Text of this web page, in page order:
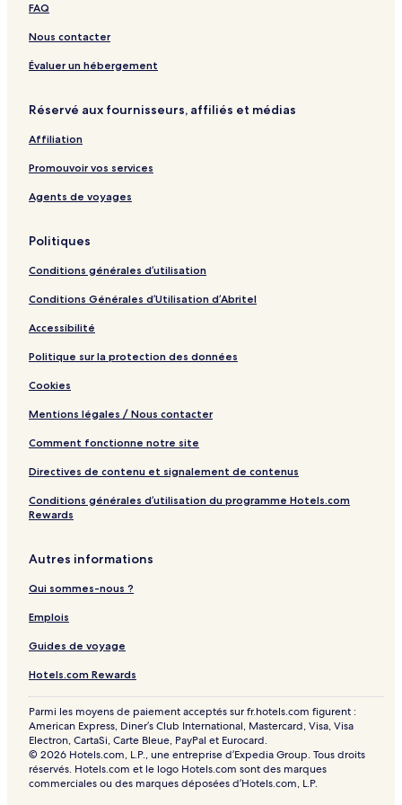
a
b
u
S
u
a
a
h
u
m
i
i
A
r
r
o
r
A
i
p
t
i
H
t
a
n
k
,
u
v
a
r
b
u
m
i
A
r
o
t
FAQ
Nous contacter
Évaluer un hébergement
Réservé aux fournisseurs, affiliés et médias
Affiliation
Promouvoir vos services
Agents de voyages
Politiques
Conditions générales d’utilisation
Conditions Générales d’Utilisation d’Abritel
Accessibilité
Politique sur la protection des données
Cookies
Mentions légales / Nous contacter
Comment fonctionne notre site
Directives de contenu et signalement de contenus
Conditions générales d’utilisation du programme Hotels.com
Rewards
Autres informations
Qui sommes-nous ?
Emplois
Guides de voyage
Hotels.com Rewards
Parmi les moyens de paiement acceptés sur fr.hotels.com figurent :
American Express, Diner’s Club International, Mastercard, Visa, Visa
Electron, CartaSi, Carte Bleue, PayPal et Eurocard.
© 2026 Hotels.com, L.P., une entreprise d’Expedia Group. Tous droits
réservés. Hotels.com et le logo Hotels.com sont des marques
commerciales ou des marques déposées d’Hotels.com, L.P.